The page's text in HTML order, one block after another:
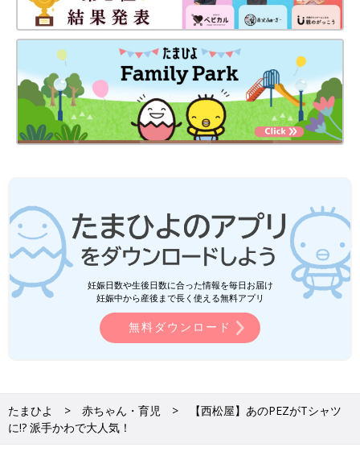
妊娠日数や生後日数に合った情報を毎日お届け
妊娠中から産後まで長く使える無料アプリ
無料ダウンロード
たまひよ 赤ちゃん・育児
【西松屋】あのPEZがTシャツ
に!? 派手かわで大人気！